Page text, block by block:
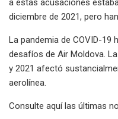
a estas acusaciones
diciembre de 2021, pero
La pandemia de COVID-19
desafíos de Air Moldova.
y 2021 afectó
aerolínea.
Consulte aquí las últimas